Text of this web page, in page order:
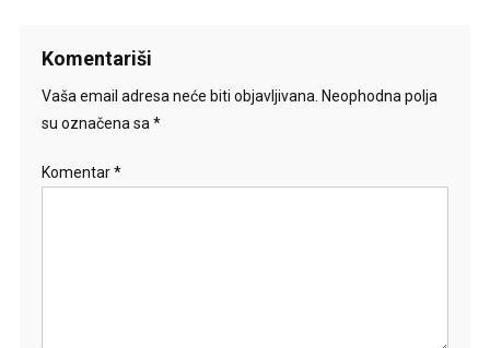
Komentariši
Vaša email adresa neće biti objavljivana. Neophodna polja
su označena sa*
Komentar*